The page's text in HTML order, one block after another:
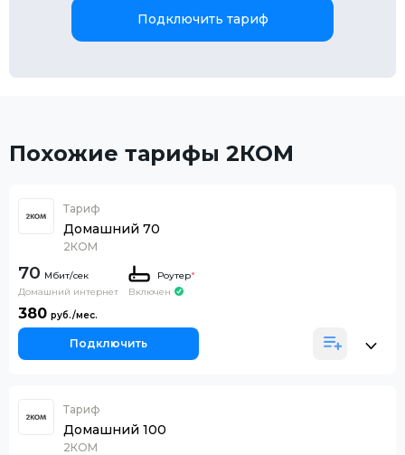
Подключить тариф
Похожие тарифы 2КОМ
Тариф
Домашний 70
2КОМ
70
Домашний интернет
Роутер*
Включен
380
Подключить
Тариф
Домашний 100
2КОМ